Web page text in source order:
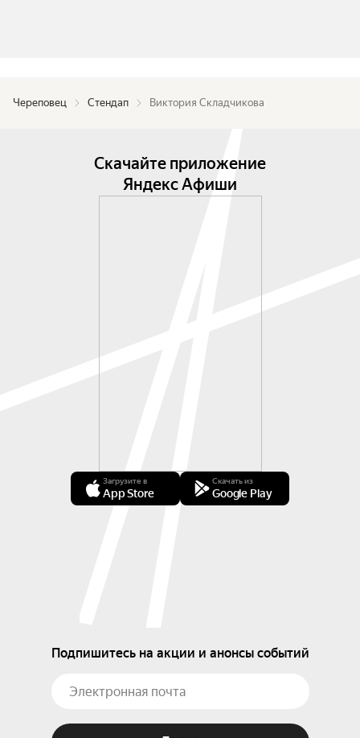
Череповец Стендап Виктория Складчикова
Скачайте приложение
Яндекс Афиши
Загрузите в
App Store
Скачать из
Google Play
Подпишитесь на акции и анонсы событий